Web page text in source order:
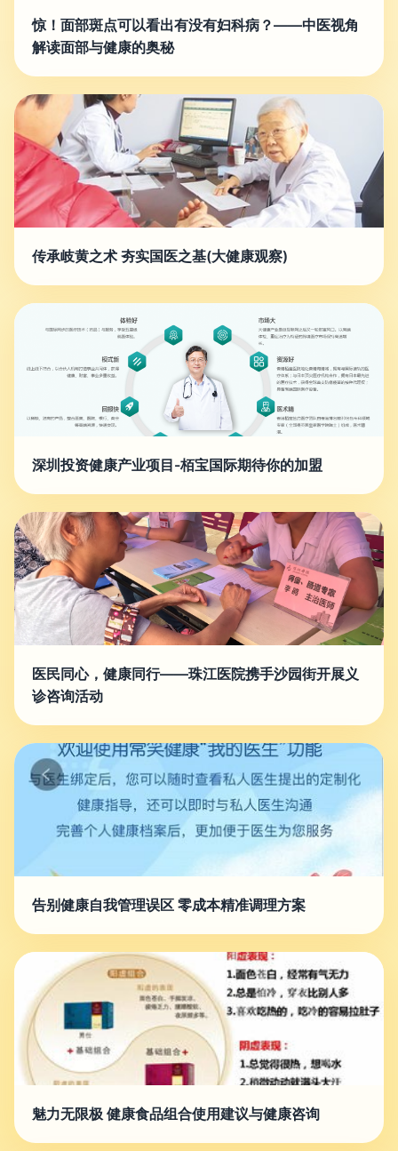
惊！面部斑点可以看出有没有妇科病？——中医视角
解读面部与健康的奥秘
传承岐黄之术 夯实国医之基(大健康观察)
深圳投资健康产业项目-栢宝国际期待你的加盟
医民同心，健康同行——珠江医院携手沙园街开展义
诊咨询活动
告别健康自我管理误区 零成本精准调理方案
魅力无限极 健康食品组合使用建议与健康咨询